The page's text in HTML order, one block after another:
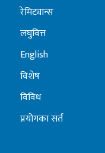
रेमिट्यान्स
लघुवित्त
English
विशेष
विविध
प्रयोगका सर्त